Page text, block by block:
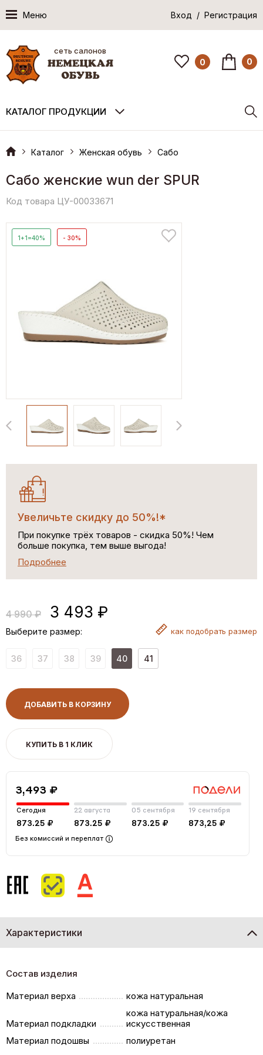
Меню Вход / Регистрация
сеть салонов
0 0
КАТАЛОГ ПРОДУКЦИИ
Каталог Женская обувь Сабо
Сабо женские wun der SPUR
Код товара ЦУ-00033671
1+1=40% - 30%
Увеличьте скидку до 50%!*
При покупке трёх товаров - скидка 50%! Чем
больше покупка, тем выше выгода!
Подробнее
4 990 ₽ 3 493 ₽
Выберите размер: как подобрать размер
36 37 38 39 40 41
ДОБАВИТЬ В КОРЗИНУ
КУПИТЬ В 1 КЛИК
3,493 ₽
Сегодня
873.25 ₽
22 августа
873.25 ₽
05 сентября
873.25 ₽
19 сентября
873,25 ₽
Без комиссий и переплат
Характеристики
Состав изделия
Материал верха
кожа натуральная
Материал подкладки
кожа натуральная/кожа
искусственная
Материал подошвы
полиуретан